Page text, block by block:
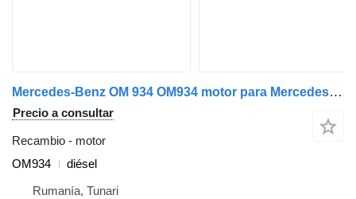
Mercedes-Benz OM 934 OM934 motor para Mercedes-Benz ATEGO camión
Precio a consultar
Recambio - motor
OM934
diésel
Rumanía, Tunari